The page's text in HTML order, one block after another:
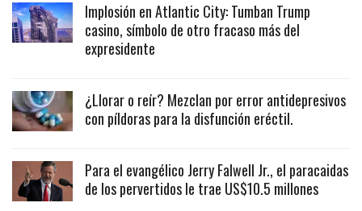
Implosión en Atlantic City: Tumban Trump
casino, símbolo de otro fracaso más del
expresidente
¿Llorar o reír? Mezclan por error antidepresivos
con píldoras para la disfunción eréctil.
Para el evangélico Jerry Falwell Jr., el paracaidas
de los pervertidos le trae US$10.5 millones